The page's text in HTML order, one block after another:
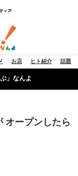
お店 ヒト紹介 話題
」なんよ
オープンしたら